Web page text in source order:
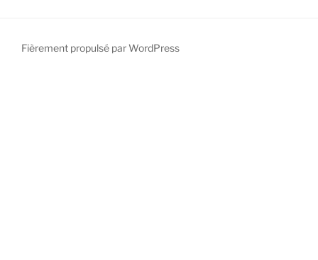
Fièrement propulsé par WordPress